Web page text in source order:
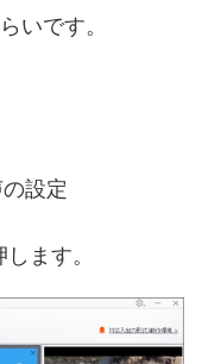
いです。
設定
ます。